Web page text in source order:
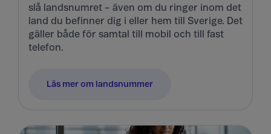
slå landsnumret – även om du ringer inom det
land du befinner dig i eller hem till Sverige. Det
gäller både för samtal till mobil och till fast
telefon.
Läs mer om landsnummer